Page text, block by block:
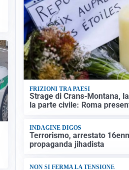
FRIZIONI TRA PAESI
Strage di Crans-Montana,
la parte civile: Roma
INDAGINE DIGOS
Terrorismo, arrestato
propaganda jihadista
NON SI FERMA LA TENSIONE